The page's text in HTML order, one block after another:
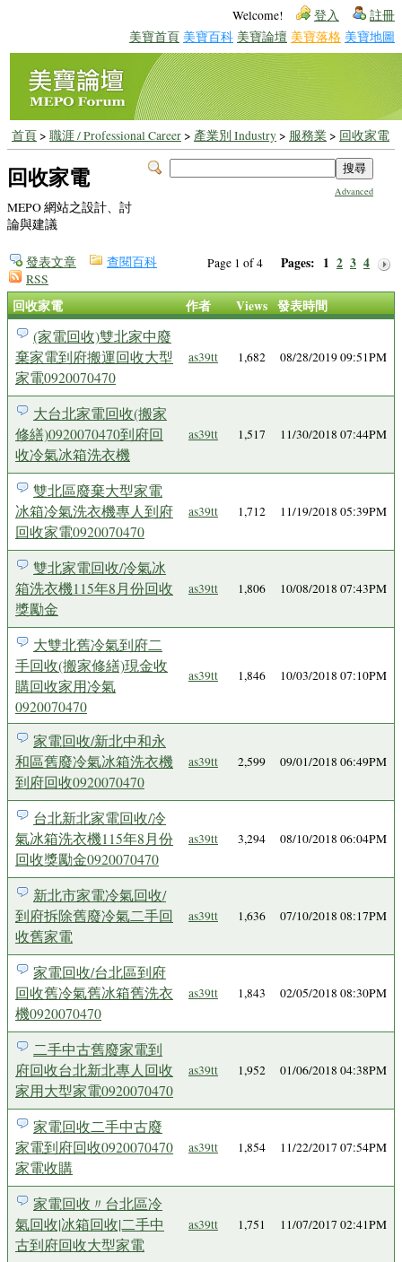
Welcome! 登入 註冊
美寶首頁 美寶百科 美寶論壇 美寶落格 美寶地圖
首頁> 職涯 / Professional Career> 產業別 Industry> 服務業> 回收家電
Advanced
回收家電
MEPO 網站之設計、討
論與建議
Page 1 of 4 Pages: 1 2 3 4
發表文章
查閱百科
RSS
回收家電 作者 Views 發表時間
(家電回收)雙北家中廢
棄家電到府搬運回收大型
家電0920070470
as39tt 1,682 08/28/2019 09:51PM
大台北家電回收(搬家
修繕)0920070470到府回
收冷氣冰箱洗衣機
as39tt 1,517 11/30/2018 07:44PM
雙北區廢棄大型家電
冰箱冷氣洗衣機專人到府
回收家電0920070470
as39tt 1,712 11/19/2018 05:39PM
雙北家電回收/冷氣冰
箱洗衣機115年8月份回收
獎勵金
as39tt 1,806 10/08/2018 07:43PM
大雙北舊冷氣到府二
手回收(搬家修繕)現金收
購回收家用冷氣
0920070470
as39tt 1,846 10/03/2018 07:10PM
家電回收/新北中和永
和區舊廢冷氣冰箱洗衣機
到府回收0920070470
as39tt 2,599 09/01/2018 06:49PM
台北新北家電回收/冷
氣冰箱洗衣機115年8月份
回收獎勵金0920070470
as39tt 3,294 08/10/2018 06:04PM
新北市家電冷氣回收/
到府拆除舊廢冷氣二手回
收舊家電
as39tt 1,636 07/10/2018 08:17PM
家電回收/台北區到府
回收舊冷氣舊冰箱舊洗衣
機0920070470
as39tt 1,843 02/05/2018 08:30PM
二手中古舊廢家電到
府回收台北新北專人回收
家用大型家電0920070470
as39tt 1,952 01/06/2018 04:38PM
家電回收二手中古廢
家電到府回收0920070470
家電收購
as39tt 1,854 11/22/2017 07:54PM
家電回收〃台北區冷
氣回收|冰箱回收|二手中
古到府回收大型家電
as39tt 1,751 11/07/2017 02:41PM